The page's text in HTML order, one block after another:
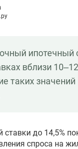
ипотечный
вблизи
таких значений
до 14,5%
спроса на